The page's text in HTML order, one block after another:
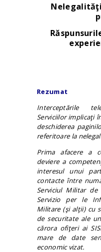
Rezumat
Interceptările
Serviciilor implicaţi
deschiderea
referitoare la
Prima afacere a
deviere a
interesul unui
contacte între
Serviciul Militar
Servizio per le
Militare (şi alţii) cu
de securitate ale
cărora ofiţeri ai
mare de date
economic vizat.